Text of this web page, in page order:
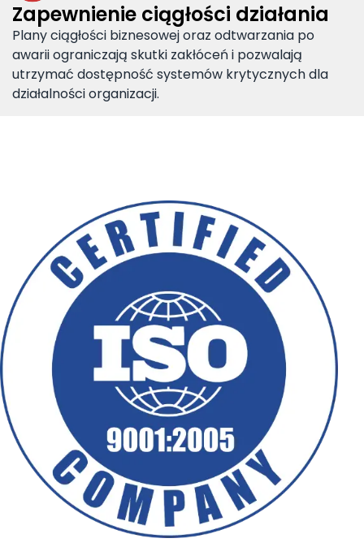
Zapewnienie ciągłości działania
Plany ciągłości biznesowej oraz odtwarzania po
awarii ograniczają skutki zakłóceń i pozwalają
utrzymać dostępność systemów krytycznych dla
działalności organizacji.